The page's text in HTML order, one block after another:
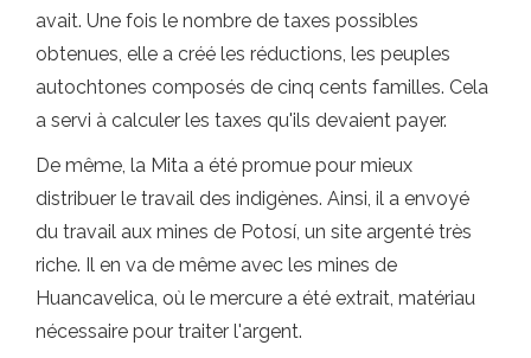
avait. Une fois le nombre de taxes possibles
obtenues, elle a créé les réductions, les peuples
autochtones composés de cinq cents familles. Cela
a servi à calculer les taxes qu'ils devaient payer.
De même, la Mita a été promue pour mieux
distribuer le travail des indigènes. Ainsi, il a envoyé
du travail aux mines de Potosí, un site argenté très
riche. Il en va de même avec les mines de
Huancavelica, où le mercure a été extrait, matériau
nécessaire pour traiter l'argent.